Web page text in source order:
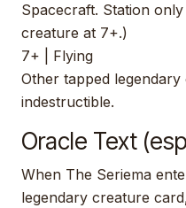
Spacecraft. Station
creature at 7+.)
7+ | Flying
Other tapped
indestructible.
Oracle Text
When The Seriema
legendary creature